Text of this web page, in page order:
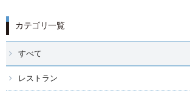
宿泊
朝食
カテゴリ一覧
すべて
レストラン